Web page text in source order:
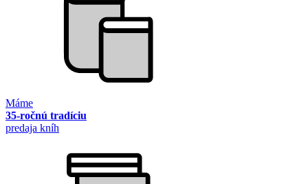
Máme
35-ročnú tradíciu
predaja kníh